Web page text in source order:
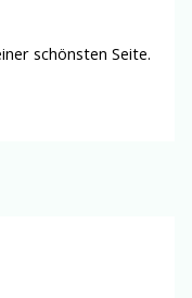
schönsten Seite.